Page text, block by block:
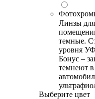
Линзы для
темные.
уровня
Бонус –
темнеют в
Выберите цвет